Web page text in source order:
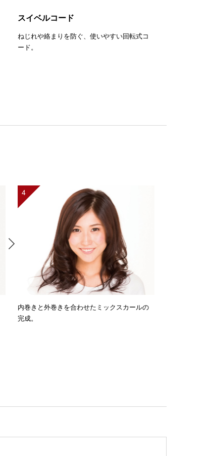
スイベルコード
ねじれや絡まりを防ぐ、使いやすい回転式コ
ード。
4
内巻きと外巻きを合わせたミックスカールの
完成。